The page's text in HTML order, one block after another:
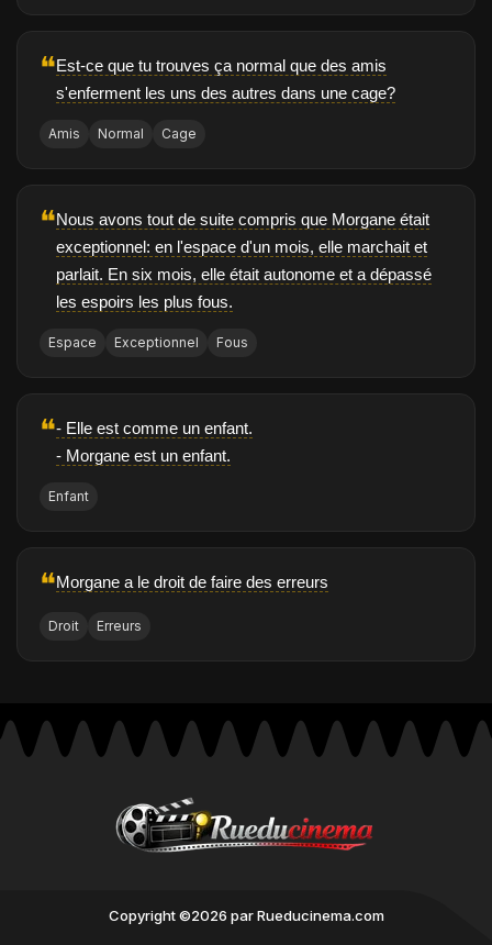
❝Est-ce que tu trouves ça normal que des amis
s'enferment les uns des autres dans une cage?
Amis Normal Cage
❝Nous avons tout de suite compris que Morgane était
exceptionnel: en l'espace d'un mois, elle marchait et
parlait. En six mois, elle était autonome et a dépassé
les espoirs les plus fous.
Espace Exceptionnel Fous
❝- Elle est comme un enfant.
- Morgane est un enfant.
Enfant
❝Morgane a le droit de faire des erreurs
Droit Erreurs
Copyright ©2026 par Rueducinema.com